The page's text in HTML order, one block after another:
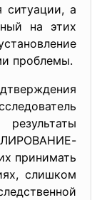
ситуации, а
на этих
проблемы.
принимать
слишком